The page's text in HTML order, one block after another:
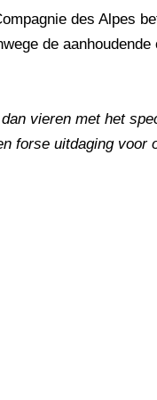
des Alpes
de
vieren met het
forse uitdaging voor